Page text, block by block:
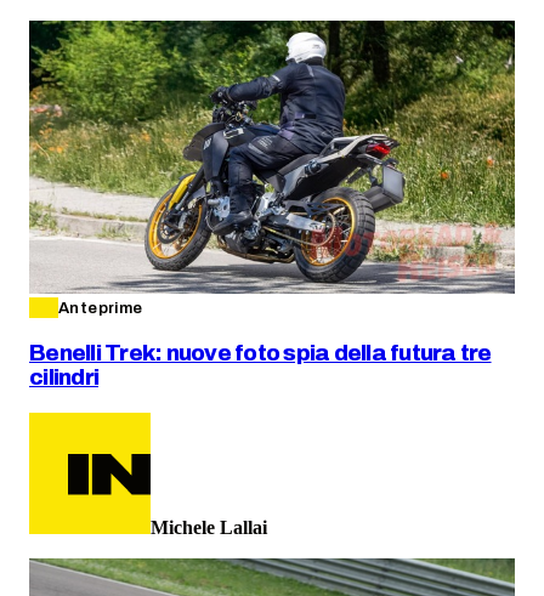
Anteprime
Benelli Trek: nuove foto spia della futura tre
cilindri
Michele Lallai